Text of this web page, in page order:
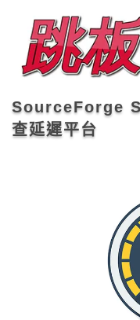
SourceForge
查延遲平台